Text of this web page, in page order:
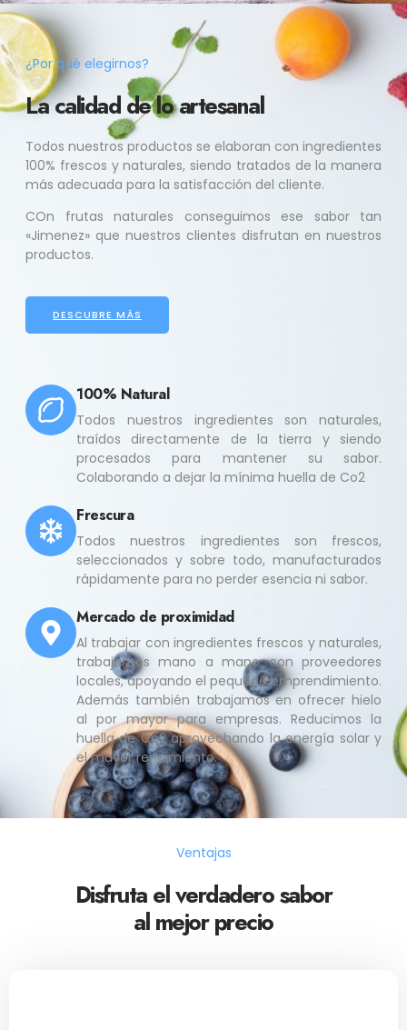
¿Por qué elegirnos?
La calidad de lo artesanal
Todos nuestros productos se elaboran con ingredientes
100% frescos y naturales, siendo tratados de la manera
más adecuada para la satisfacción del cliente.
COn frutas naturales conseguimos ese sabor tan
«Jimenez» que nuestros clientes disfrutan en nuestros
productos.
DESCUBRE MÁS
100% Natural
Todos nuestros ingredientes son naturales,
traídos directamente de la tierra y siendo
procesados para mantener su sabor.
Colaborando a dejar la mínima huella de Co2
Frescura
Todos nuestros ingredientes son frescos,
seleccionados y sobre todo, manufacturados
rápidamente para no perder esencia ni sabor.
Mercado de proximidad
Al trabajar con ingredientes frescos y naturales,
trabajamos mano a mano con proveedores
locales, apoyando el pequeño emprendimiento.
Además también trabajamos en ofrecer hielo
al por mayor para empresas. Reducimos la
huella de Co2 aprovechando la energía solar y
el mayor rendimiento.
Ventajas
Disfruta el verdadero sabor
al mejor precio